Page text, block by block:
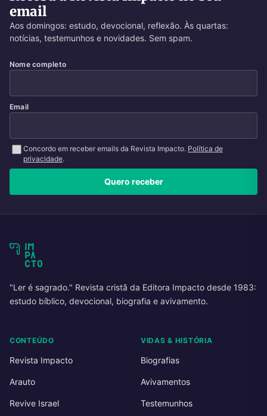
email
Aos domingos: estudo, devocional, reflexão. Às quartas:
notícias, testemunhos e novidades. Sem spam.
Nome completo
Email
Concordo em receber emails da Revista Impacto. Política de
privacidade.
Quero receber
"Ler é sagrado." Revista cristã da Editora Impacto desde 1983:
estudo bíblico, devocional, biografia e avivamento.
CONTEÚDO
Revista Impacto
Arauto
Revive Israel
VIDAS & HISTÓRIA
Biografias
Avivamentos
Testemunhos